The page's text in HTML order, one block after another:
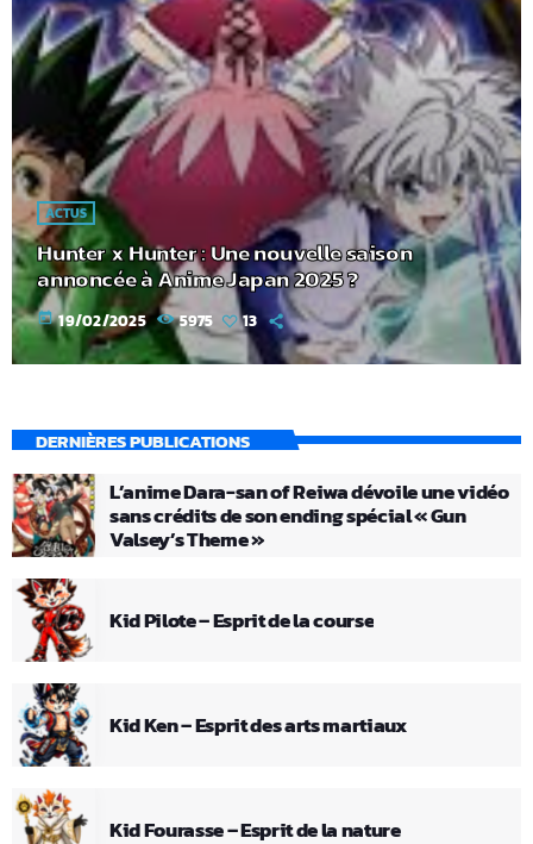
ACTUS
Hunter x Hunter : Une nouvelle saison
annoncée à Anime Japan 2025 ?
today 19/02/2025 5975 13
DERNIÈRES PUBLICATIONS
L’anime Dara-san of Reiwa dévoile une vidéo
sans crédits de son ending spécial « Gun
Valsey’s Theme »
Kid Pilote – Esprit de la course
Kid Ken – Esprit des arts martiaux
Kid Fourasse – Esprit de la nature